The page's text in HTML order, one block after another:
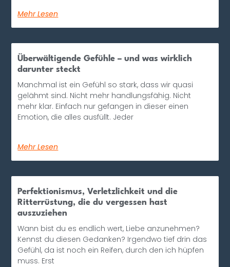
Mehr Lesen
Überwältigende Gefühle – und was wirklich
darunter steckt
Manchmal ist ein Gefühl so stark, dass wir quasi
gelähmt sind. Nicht mehr handlungsfähig. Nicht
mehr klar. Einfach nur gefangen in dieser einen
Emotion, die alles ausfüllt. Jeder
Mehr Lesen
Perfektionismus, Verletzlichkeit und die
Ritterrüstung, die du vergessen hast
auszuziehen
Wann bist du es endlich wert, Liebe anzunehmen?
Kennst du diesen Gedanken? Irgendwo tief drin das
Gefühl, da ist noch ein Reifen, durch den ich hüpfen
muss. Erst